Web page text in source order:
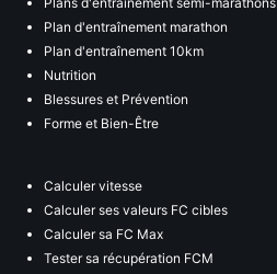
Plan d'entraînement marathon
Plan d'entraînement 10km
Nutrition
Blessures et Prévention
Forme et Bien-Être
Calculer vitesse
Calculer ses valeurs FC cibles
Calculer sa FC Max
Tester sa récupération FCM